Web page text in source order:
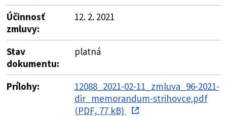
Účinnosť
zmluvy:
12. 2. 2021
Stav
dokumentu:
platná
Prílohy:
12088_2021-02-11_zmluva_96-2021-
dir_memorandum-strihovce.pdf
(PDF, 77 kB)